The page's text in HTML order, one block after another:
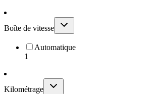
Boîte de vitesse
Automatique
1
Kilométrage